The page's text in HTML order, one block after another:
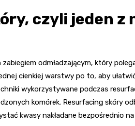
czyli jeden z
odmładzającym, który
cienkiej warstwy po to, aby
wykorzystywane podczas
komórek. Resurfacing skóry
kwasy nakładane bezpośrednio